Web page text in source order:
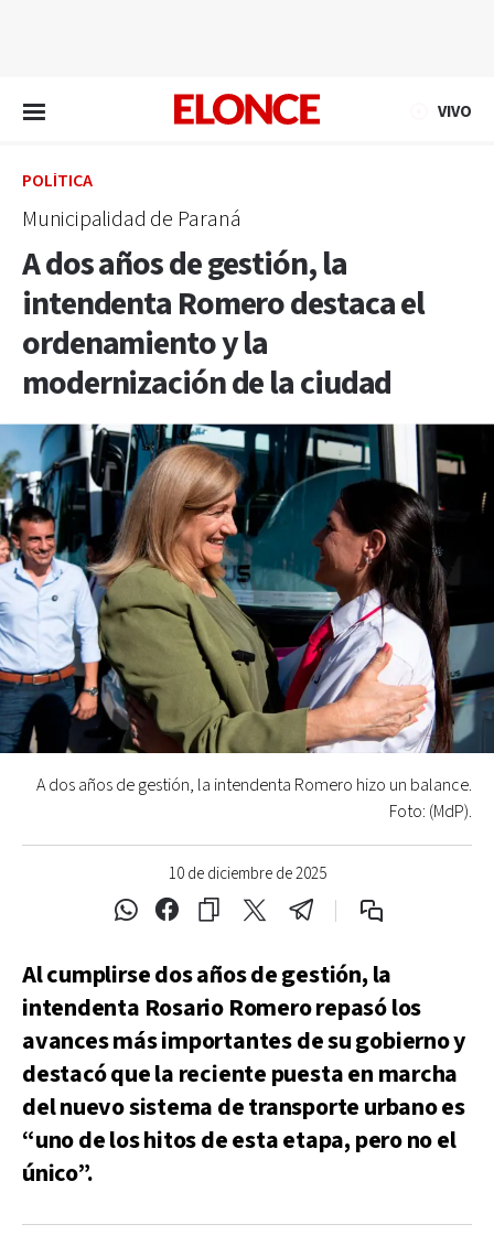
VIVO
POLÍTICA
Municipalidad de Paraná
A dos años de gestión, la
intendenta Romero destaca el
ordenamiento y la
modernización de la ciudad
10 de diciembre de 2025
A dos años de gestión, la intendenta Romero hizo un balance.
Foto: (MdP).
Al cumplirse dos años de gestión, la
intendenta Rosario Romero repasó los
avances más importantes de su gobierno y
destacó que la reciente puesta en marcha
del nuevo sistema de transporte urbano es
“uno de los hitos de esta etapa, pero no el
único”.